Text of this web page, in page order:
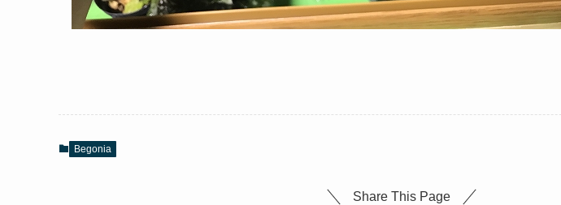
Begonia
Share This Page